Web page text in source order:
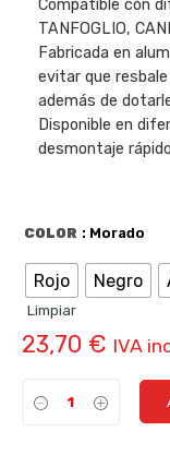
Compatible con
TANFOGLIO,
Fabricada en
evitar que
además de
Disponible en
desmontaje
COLOR : Morado
Rojo Negro
Limpiar
23,70 € IVA